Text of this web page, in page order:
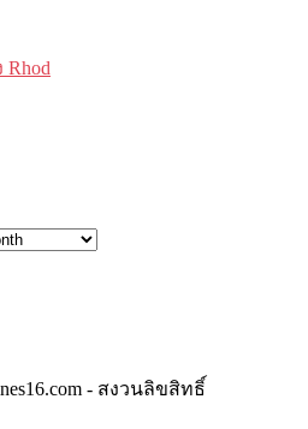
- สงวนลิขสิทธิ์